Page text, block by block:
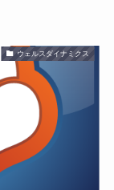
ウェルスダイナミクス